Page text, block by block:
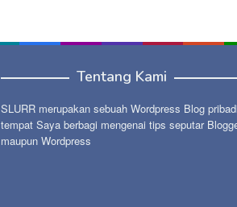
Tentang Kami
SLURR merupakan sebuah Wordpress Blog pribadi
tempat Saya berbagi mengenai tips seputar
maupun Wordpress